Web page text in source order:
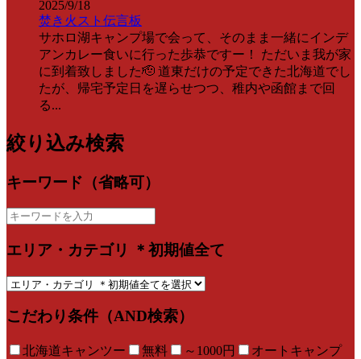
2025/9/18
焚き火スト伝言板
サホロ湖キャンプ場で会って、そのまま一緒にインデ
アンカレー食いに行った歩恭ですー！ ただいま我が家
に到着致しました🫡 道東だけの予定できた北海道でし
たが、帰宅予定日を遅らせつつ、稚内や函館まで回
る...
絞り込み検索
キーワード（省略可）
エリア・カテゴリ ＊初期値全て
こだわり条件（AND検索）
北海道キャンツー 無料 ～1000円
オートキャンプ